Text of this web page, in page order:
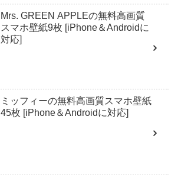
Mrs. GREEN APPLEの無料高画質
スマホ壁紙9枚 [iPhone＆Androidに
対応]
ミッフィーの無料高画質スマホ壁紙
45枚 [iPhone＆Androidに対応]